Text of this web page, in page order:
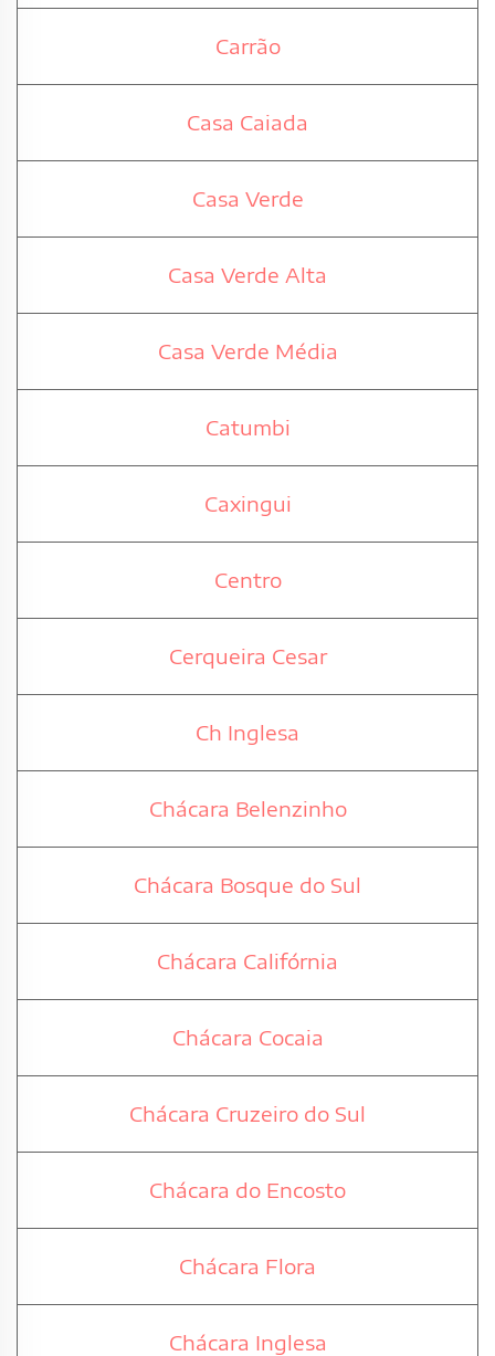
Carrão
Casa Caiada
Casa Verde
Casa Verde Alta
Casa Verde Média
Catumbi
Caxingui
Centro
Cerqueira Cesar
Ch Inglesa
Chácara Belenzinho
Chácara Bosque do Sul
Chácara Califórnia
Chácara Cocaia
Chácara Cruzeiro do Sul
Chácara do Encosto
Chácara Flora
Chácara Inglesa